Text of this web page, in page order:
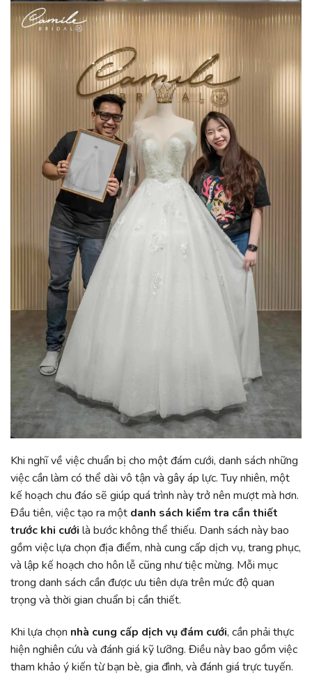
Khi nghĩ về việc chuẩn bị cho một đám cưới, danh sách những
việc cần làm có thể dài vô tận và gây áp lực. Tuy nhiên, một
kế hoạch chu đáo sẽ giúp quá trình này trở nên mượt mà hơn.
Đầu tiên, việc tạo ra một danh sách kiểm tra cần thiết
trước khi cưới là bước không thể thiếu. Danh sách này bao
gồm việc lựa chọn địa điểm, nhà cung cấp dịch vụ, trang phục,
và lập kế hoạch cho hôn lễ cũng như tiệc mừng. Mỗi mục
trong danh sách cần được ưu tiên dựa trên mức độ quan
trọng và thời gian chuẩn bị cần thiết.
Khi lựa chọn nhà cung cấp dịch vụ đám cưới, cần phải thực
hiện nghiên cứu và đánh giá kỹ lưỡng. Điều này bao gồm việc
tham khảo ý kiến từ bạn bè, gia đình, và đánh giá trực tuyến.